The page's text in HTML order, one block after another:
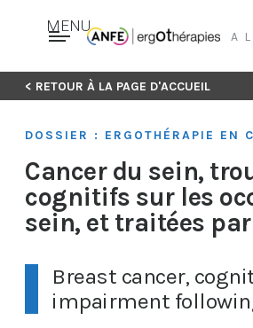
Skip
content
A
MENU
< RETOUR À LA PAGE D'ACCUEIL
DOSSIER : ERGOTHÉRAPIE EN
Cancer du sein,
cognitifs sur les
sein, et traitées
Breast cancer,
impairment